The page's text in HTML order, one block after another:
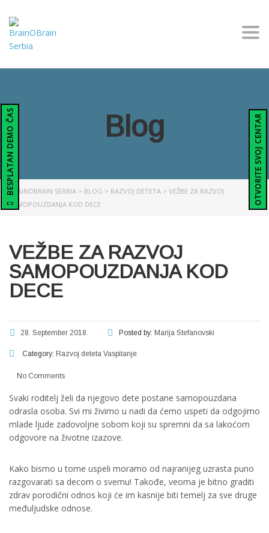
BESPLATAN DEMO ČAS OTVORITE SVOJ CENTAR
Blog
BRAINOBRAIN SERBIA > BLOG > RAZVOJ DETETA > VEŽBE ZA RAZVOJ
SAMOPOUZDANJA KOD DECE
VEŽBE ZA RAZVOJ
SAMOPOUZDANJA KOD
DECE
28. September 2018. Posted by: Marija Stefanovski
Category: Razvoj deteta Vaspitanje
No Comments
Svaki roditelj želi da njegovo dete postane samopouzdana
odrasla osoba. Svi mi živimo u nadi da ćemo uspeti da odgojimo
mlade ljude zadovoljne sobom koji su spremni da sa lakoćom
odgovore na životne izazove.
Kako bismo u tome uspeli moramo od najranijeg uzrasta puno
razgovarati sa decom o svemu! Takođe, veoma je bitno graditi
zdrav porodični odnos koji će im kasnije biti temelj za sve druge
međuljudske odnose.